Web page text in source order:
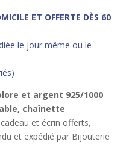
ET OFFERTE DÈS 60
le jour même ou le
et argent 925/1000
chaînette
et écrin offerts,
et expédié par Bijouterie